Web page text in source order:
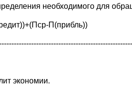
необходимого для
П(прибль))
экономии.